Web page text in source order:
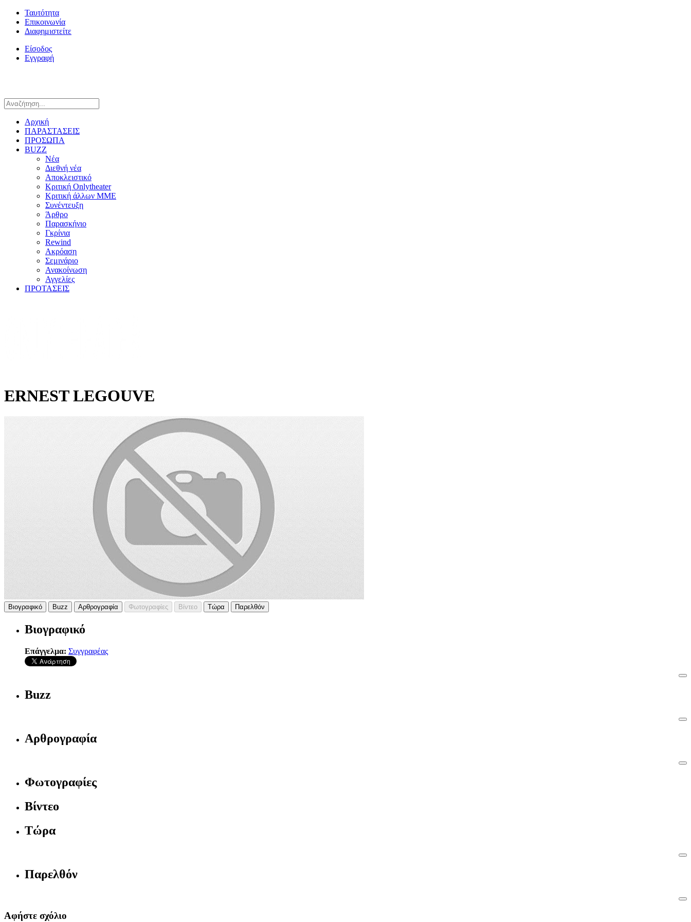
Ταυτότητα
Επικοινωνία
Διαφημιστείτε
Είσοδος
Εγγραφή
Αρχική
ΠΑΡΑΣΤΑΣΕΙΣ
ΠΡΟΣΩΠΑ
BUZZ
Νέα
Διεθνή νέα
Αποκλειστικό
Κριτική Onlytheater
Κριτική άλλων ΜΜΕ
Συνέντευξη
Άρθρο
Παρασκήνιο
Γκρίνια
Rewind
Ακρόαση
Σεμινάριο
Ανακοίνωση
Αγγελίες
ΠΡΟΤΑΣΕΙΣ
ERNEST LEGOUVE
Βιογραφικό Buzz Αρθρογραφία Φωτογραφίες Βίντεο Τώρα Παρελθόν
Βιογραφικό
Επάγγελμα: Συγγραφέας
Buzz
Αρθρογραφία
Φωτογραφίες
Βίντεο
Τώρα
Παρελθόν
Αφήστε σχόλιο